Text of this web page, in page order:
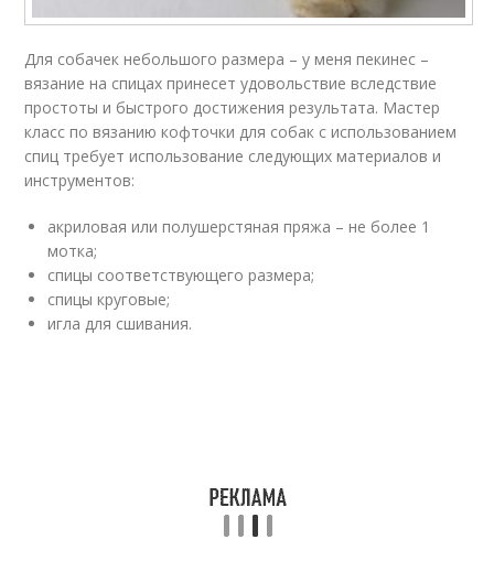
Для собачек небольшого размера – у меня пекинес –
вязание на спицах принесет удовольствие вследствие
простоты и быстрого достижения результата. Мастер
класс по вязанию кофточки для собак с использованием
спиц требует использование следующих материалов и
инструментов:
акриловая или полушерстяная пряжа – не более 1
мотка;
спицы соответствующего размера;
спицы круговые;
игла для сшивания.